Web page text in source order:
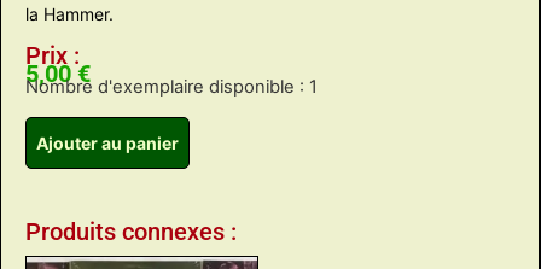
la Hammer.
Prix :
5,00€
Nombre d'exemplaire disponible : 1
Ajouter au panier
Produits connexes :